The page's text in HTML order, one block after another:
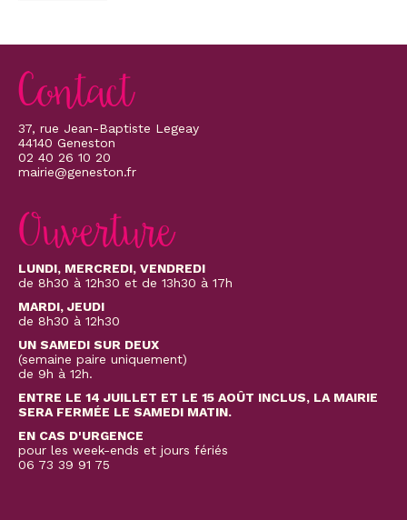
Contact
37, rue Jean-Baptiste Legeay
44140 Geneston
02 40 26 10 20
mairie@geneston.fr
Ouverture
LUNDI, MERCREDI, VENDREDI
de 8h30 à 12h30 et de 13h30 à 17h
MARDI, JEUDI
de 8h30 à 12h30
UN SAMEDI SUR DEUX
(semaine paire uniquement)
de 9h à 12h.
ENTRE LE 14 JUILLET ET LE 15 AOÛT INCLUS, LA MAIRIE
SERA FERMÉE LE SAMEDI MATIN.
EN CAS D'URGENCE
pour les week-ends et jours fériés
06 73 39 91 75